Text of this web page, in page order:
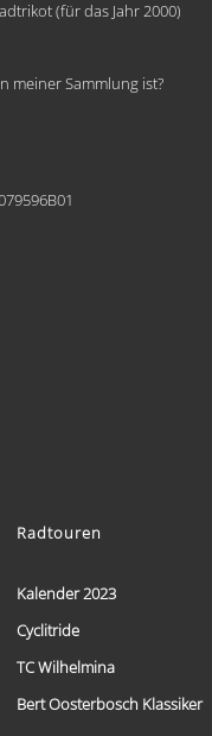
(für das Jahr 2000)
meiner Sammlung ist?
Radtouren
Kalender 2023
Cyclitride
TC Wilhelmina
Bert Oosterbosch Klassiker